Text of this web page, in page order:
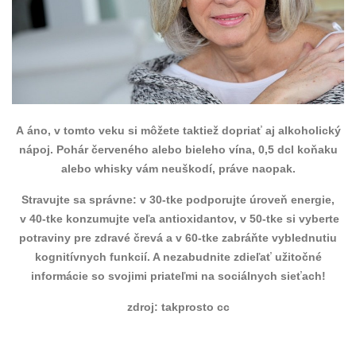
A áno, v tomto veku si môžete taktiež dopriať aj alkoholický
nápoj. Pohár červeného alebo bieleho vína, 0,5 dcl koňaku
alebo whisky vám neuškodí, práve naopak.
Stravujte sa správne: v 30-tke podporujte úroveň energie,
v 40-tke konzumujte veľa antioxidantov, v 50-tke si vyberte
potraviny pre zdravé črevá a v 60-tke zabráňte vyblednutiu
kognitívnych funkcií. A nezabudnite zdieľať užitočné
informácie so svojimi priateľmi na sociálnych sieťach!
zdroj: takprosto cc